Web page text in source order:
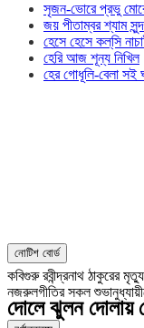
সৃজন-ভোরে প্রভু
জয় পীতাম্বর শ্যাম
হেসে হেসে কল্‌সি
হেরি আজ শূন্য নিখিল
হের গোধূলি-বেলা সই
নোটিশ বোর্ড
কবিগুরু রবীন্দ্রনাথ ঠাকুরের
নজরুলগীতির সকল
দোলে ঝুলন দোলায়